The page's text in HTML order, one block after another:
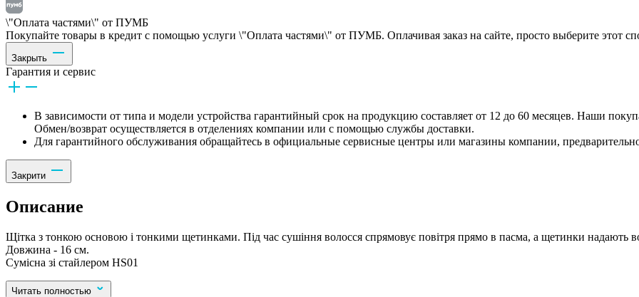
\"Оплата частями\" от ПУМБ
Покупайте товары в кредит с помощью услуги \"Оплата частями\" от ПУМБ. Оплачивая заказ на сайте, просто выберите этот
Закрыть
Гарантия и сервис
В зависимости от типа и модели устройства гарантийный срок на продукцию составляет от 12 до 60 месяцев. Наши
Обмен/возврат осуществляется в отделениях компании или с помощью службы доставки.
Для гарантийного обслуживания обращайтесь в официальные сервисные центры или магазины компании,
Закрити
Описание
Щітка з тонкою основою і тонкими щетинками. Під час сушіння волосся спрямовує повітря прямо в пасма, а щетинки надають
Довжина - 16 см.
Сумісна зі стайлером HS01
Читать полностью